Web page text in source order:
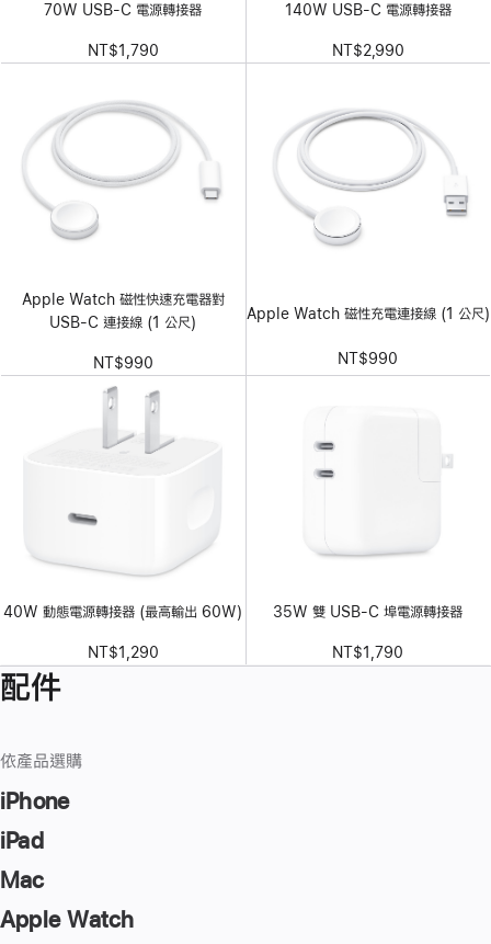
70W USB-C 電源轉接器
NT$1,790
140W USB-C 電源轉接器
NT$2,990
Apple Watch 磁性快速充電器對
USB-C 連接線 (1 公尺)
NT$990
Apple Watch 磁性充電連接線 (1 公尺)
NT$990
40W 動態電源轉接器 (最高輸出 60W)
NT$1,290
35W 雙 USB-C 埠電源轉接器
NT$1,790
配件
依產品選購
iPhone
iPad
Mac
Apple Watch